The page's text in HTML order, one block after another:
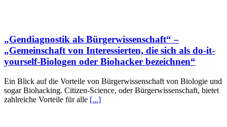
„Gendiagnostik als Bürgerwissenschaft“ –
„Gemeinschaft von Interessierten, die sich als do-it-
yourself-Biologen oder Biohacker bezeichnen“
Ein Blick auf die Vorteile von Bürgerwissenschaft von Biologie und
sogar Biohacking. Citizen-Science, oder Bürgerwissenschaft, bietet
zahlreiche Vorteile für alle [...]